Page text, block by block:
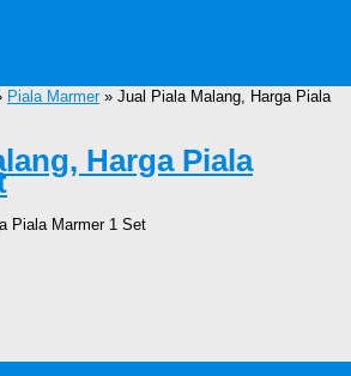
Piala Marmer» Jual Piala Malang, Harga Piala
Harga Piala